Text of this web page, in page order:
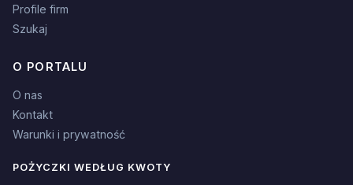
Profile firm
Szukaj
O PORTALU
O nas
Kontakt
Warunki i prywatność
POŻYCZKI WEDŁUG KWOTY